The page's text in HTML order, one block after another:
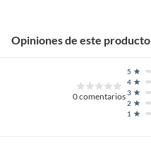
Opiniones de este producto
0comentarios
1
2
3
4
5